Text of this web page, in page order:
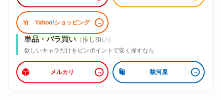
Yahoo!ショッピング
単品・バラ買い（推し狙い）
欲しいキャラだけをピンポイントで安く探すなら
メルカリ 駿河屋